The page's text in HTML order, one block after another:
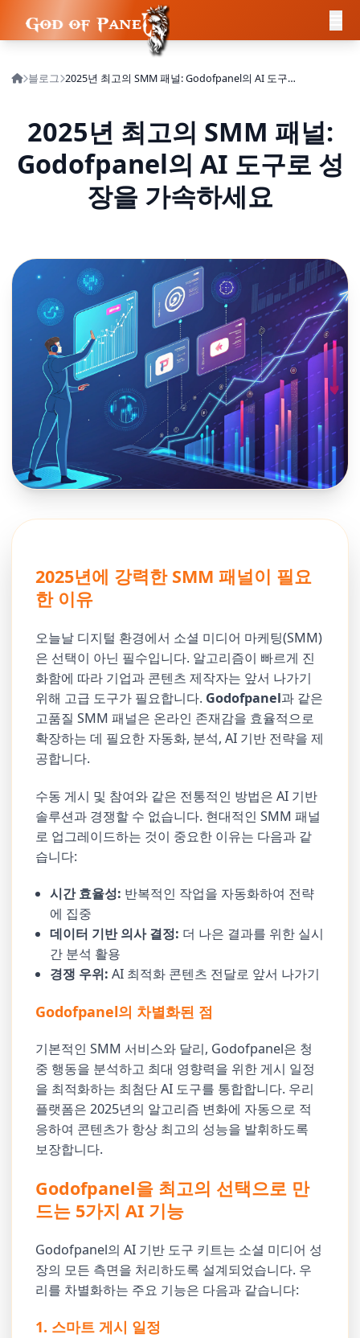
블로그 2025년 최고의 SMM 패널: Godofpanel의 AI 도구로 성장을 가속하세요
2025년 최고의 SMM 패널:
Godofpanel의 AI 도구로 성
장을 가속하세요
2025년에 강력한 SMM 패널이 필요
한 이유
오늘날 디지털 환경에서 소셜 미디어 마케팅(SMM)
은 선택이 아닌 필수입니다. 알고리즘이 빠르게 진
화함에 따라 기업과 콘텐츠 제작자는 앞서 나가기
위해 고급 도구가 필요합니다. Godofpanel과 같은
고품질 SMM 패널은 온라인 존재감을 효율적으로
확장하는 데 필요한 자동화, 분석, AI 기반 전략을 제
공합니다.
수동 게시 및 참여와 같은 전통적인 방법은 AI 기반
솔루션과 경쟁할 수 없습니다. 현대적인 SMM 패널
로 업그레이드하는 것이 중요한 이유는 다음과 같
습니다:
시간 효율성: 반복적인 작업을 자동화하여 전략
에 집중
데이터 기반 의사 결정: 더 나은 결과를 위한 실시
간 분석 활용
경쟁 우위: AI 최적화 콘텐츠 전달로 앞서 나가기
Godofpanel의 차별화된 점
기본적인 SMM 서비스와 달리, Godofpanel은 청
중 행동을 분석하고 최대 영향력을 위한 게시 일정
을 최적화하는 최첨단 AI 도구를 통합합니다. 우리
플랫폼은 2025년의 알고리즘 변화에 자동으로 적
응하여 콘텐츠가 항상 최고의 성능을 발휘하도록
보장합니다.
Godofpanel을 최고의 선택으로 만
드는 5가지 AI 기능
Godofpanel의 AI 기반 도구 키트는 소셜 미디어 성
장의 모든 측면을 처리하도록 설계되었습니다. 우
리를 차별화하는 주요 기능은 다음과 같습니다:
1. 스마트 게시 일정